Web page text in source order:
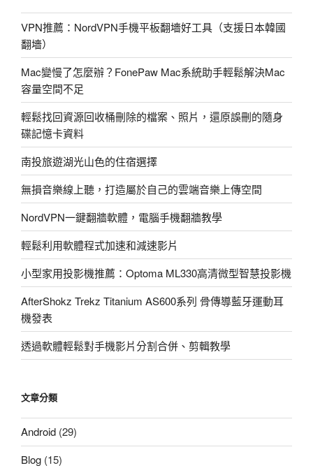
軟
體
「VOX
播
放
器」，
支
持
APE、
FLAC
無
損
格
式〉
VPN推薦：NordVPN手機平板翻墻好工具（支援日本韓國
翻墻）
Mac變慢了怎麼辦？FonePaw Mac系統助手輕鬆解決Mac
容量空間不足
輕鬆找回資源回收桶刪除的檔案、照片，還原誤刪的隨身
碟記憶卡資料
南投旅遊湖光山色的住宿選擇
無損音樂線上聽，打造屬於自己的雲端音樂上傳空間
NordVPN一鍵翻牆軟體，電腦手機翻牆教學
輕鬆利用軟體程式加速和減速影片
小型家用投影機推薦：Optoma ML330高清微型智慧投影機
AfterShokz Trekz Titanium AS600系列 骨傳導藍牙運動耳
機發表
透過軟體輕鬆對手機影片分割合併、剪輯教學
文章分類
Android (29)
Blog (15)